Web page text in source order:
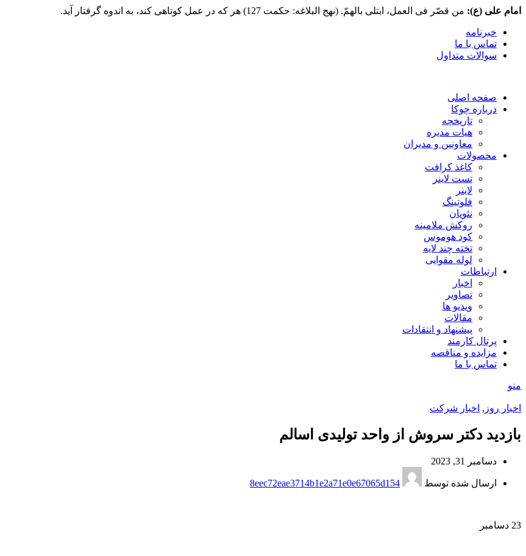
امام علی (ع): من قصّر فی العمل، ابتلی بالهمّ. (نهج البلاغه: حکمت 127) هر که در عمل کوتاهی کند، به اندوه گرفتار آید.
خبرنامه
تماس با ما
سوالات متداول
صفحه اصلی
درباره چوکا
تاریخچه
هیات مدیره
معاونین و مدیران
محصولات
کاغذ کرافت
تست لاینر
لاینر
فلوتینگ
نئوپان
روکش ملامینه
کود هوموس
تخته چند لایه
لوله مقوایی
ارتباطات
اخبار
تصاویر
ویدیو ها
مقالات
پیشنهاد و انتقادات
پرتال کارمند
مزایده و مناقصه
تماس با ما
منو
اخبار روز , اخبار شرکت
بازدید دکتر سروش از واحد تولیدی اسالم
دسامبر 31, 2023
ارسال شده توسط 8eec72eae3714b1e2a71e0e67065d154
23 دسامبر